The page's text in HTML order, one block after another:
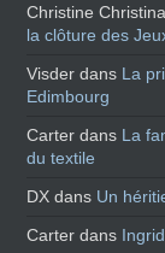
Christine Christina
la clôture des
Visder dans La
Edimbourg
Carter dans La
du textile
DX dans Un
Carter dans